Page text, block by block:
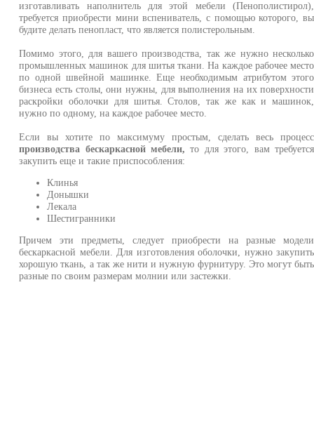
изготавливать наполнитель для этой мебели (Пенополистирол),
требуется приобрести мини вспениватель, с помощью которого, вы
будите делать пенопласт, что является полистерольным.
Помимо этого, для вашего производства, так же нужно несколько
промышленных машинок для шитья ткани. На каждое рабочее место
по одной швейной машинке. Еще необходимым атрибутом этого
бизнеса есть столы, они нужны, для выполнения на их поверхности
раскройки оболочки для шитья. Столов, так же как и машинок,
нужно по одному, на каждое рабочее место.
Если вы хотите по максимуму простым, сделать весь процесс
производства бескаркасной мебели, то для этого, вам требуется
закупить еще и такие приспособления:
Клинья
Донышки
Лекала
Шестигранники
Причем эти предметы, следует приобрести на разные модели
бескаркасной мебели. Для изготовления оболочки, нужно закупить
хорошую ткань, а так же нити и нужную фурнитуру. Это могут быть
разные по своим размерам молнии или застежки.